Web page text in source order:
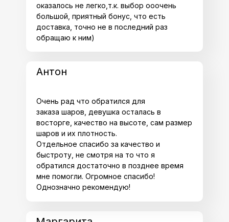
оказалось не легко,т.к. выбор ооочень
большой, приятный бонус, что есть
доставка, точно не в последний раз
обращаю к ним)
Очень рад что обратился для
заказа шаров, девушка осталась в
восторге, качество на высоте, сам размер
шаров и их плотность.
Отдельное спасибо за качество и
быстроту, не смотря на то что я
обратился достаточно в позднее время
мне помогли. Огромное спасибо!
Однозначно рекомендую!
Антон